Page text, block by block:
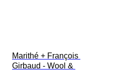
Marithé + François
Girbaud - Wool &